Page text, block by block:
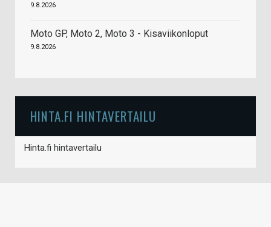
9.8.2026
Moto GP, Moto 2, Moto 3 - Kisaviikonloput
9.8.2026
HINTA.FI HINTAVERTAILU
Hinta.fi hintavertailu